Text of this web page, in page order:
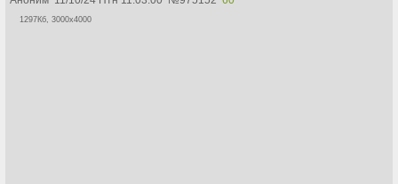
1297Кб, 3000x4000